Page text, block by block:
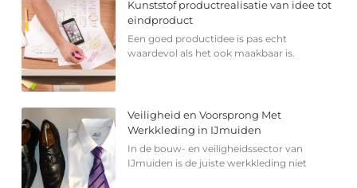
Kunststof productrealisatie van idee tot
eindproduct
Een goed productidee is pas echt
waardevol als het ook maakbaar is.
Veiligheid en Voorsprong Met
Werkkleding in IJmuiden
In de bouw- en veiligheidssector van
IJmuiden is de juiste werkkleding niet